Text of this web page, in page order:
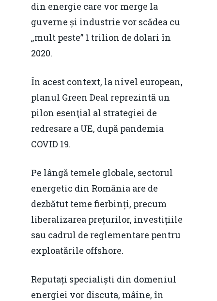
din energie care vor merge la
guverne și industrie vor scădea cu
„mult peste” 1 trilion de dolari în
2020.
În acest context, la nivel european,
planul Green Deal reprezintă un
pilon esenţial al strategiei de
redresare a UE, după pandemia
COVID 19.
Pe lângă temele globale, sectorul
energetic din România are de
dezbătut teme fierbinți, precum
liberalizarea prețurilor, investițiile
sau cadrul de reglementare pentru
exploatările offshore.
Reputați specialiști din domeniul
energiei vor discuta, mâine, în